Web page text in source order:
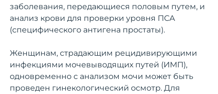
заболевания, передающиеся половым путем, и
анализ крови для проверки уровня ПСА
(специфического антигена простаты).
Женщинам, страдающим рецидивирующими
инфекциями мочевыводящих путей (ИМП),
одновременно с анализом мочи может быть
проведен гинекологический осмотр. Для